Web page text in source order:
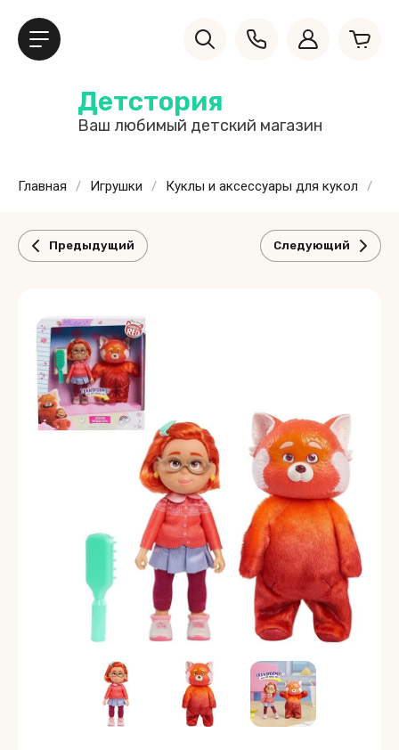
Детстория
Ваш любимый детский магазин
Главная / Игрушки / Куклы и аксессуары для кукол /
Предыдущий Следующий